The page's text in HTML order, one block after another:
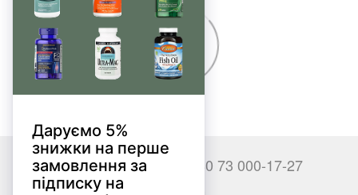
+380 66 000-17-27 +380 73 000-17-27